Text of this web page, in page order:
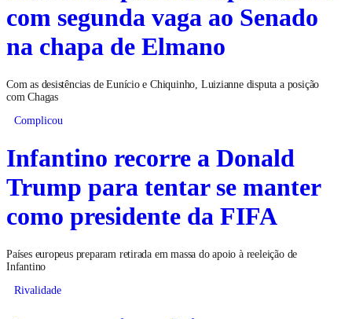
com segunda vaga ao Senado
na chapa de Elmano
Com as desistências de Eunício e Chiquinho, Luizianne disputa a posição
com Chagas
Complicou
Infantino recorre a Donald
Trump para tentar se manter
como presidente da FIFA
Países europeus preparam retirada em massa do apoio à reeleição de
Infantino
Rivalidade